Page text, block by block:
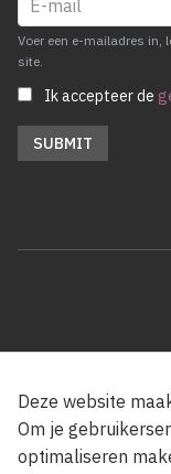
Voer een e-mailadres in,
site.
Ik accepteer de
Met
Deze website
Om je
optimaliseren